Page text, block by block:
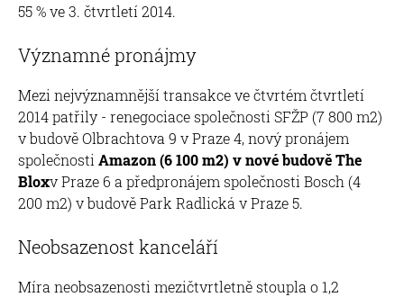
55 % ve 3. čtvrtletí 2014.
Významné pronájmy
Mezi nejvýznamnější transakce ve čtvrtém čtvrtletí
2014 patřily - renegociace společnosti SFŽP (7 800 m2)
v budově Olbrachtova 9 v Praze 4, nový pronájem
společnosti Amazon (6 100 m2) v nové budově The
Bloxv Praze 6 a předpronájem společnosti Bosch (4
200 m2) v budově Park Radlická v Praze 5.
Neobsazenost kanceláří
Míra neobsazenosti mezičtvrtletně stoupla o 1,2